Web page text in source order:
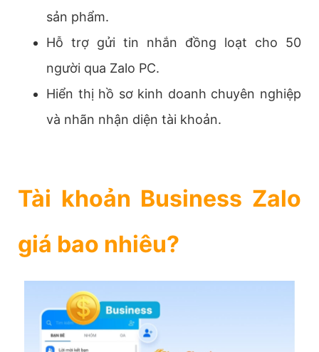
sản phẩm.
Hỗ trợ gửi tin nhắn đồng loạt cho 50
người qua Zalo PC.
Hiển thị hồ sơ kinh doanh chuyên nghiệp
và nhãn nhận diện tài khoản.
Tài khoản Business Zalo
giá bao nhiêu?